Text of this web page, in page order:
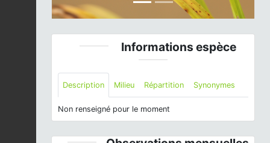
Informations espèce
Description Milieu Répartition Synonymes
Non renseigné pour le moment